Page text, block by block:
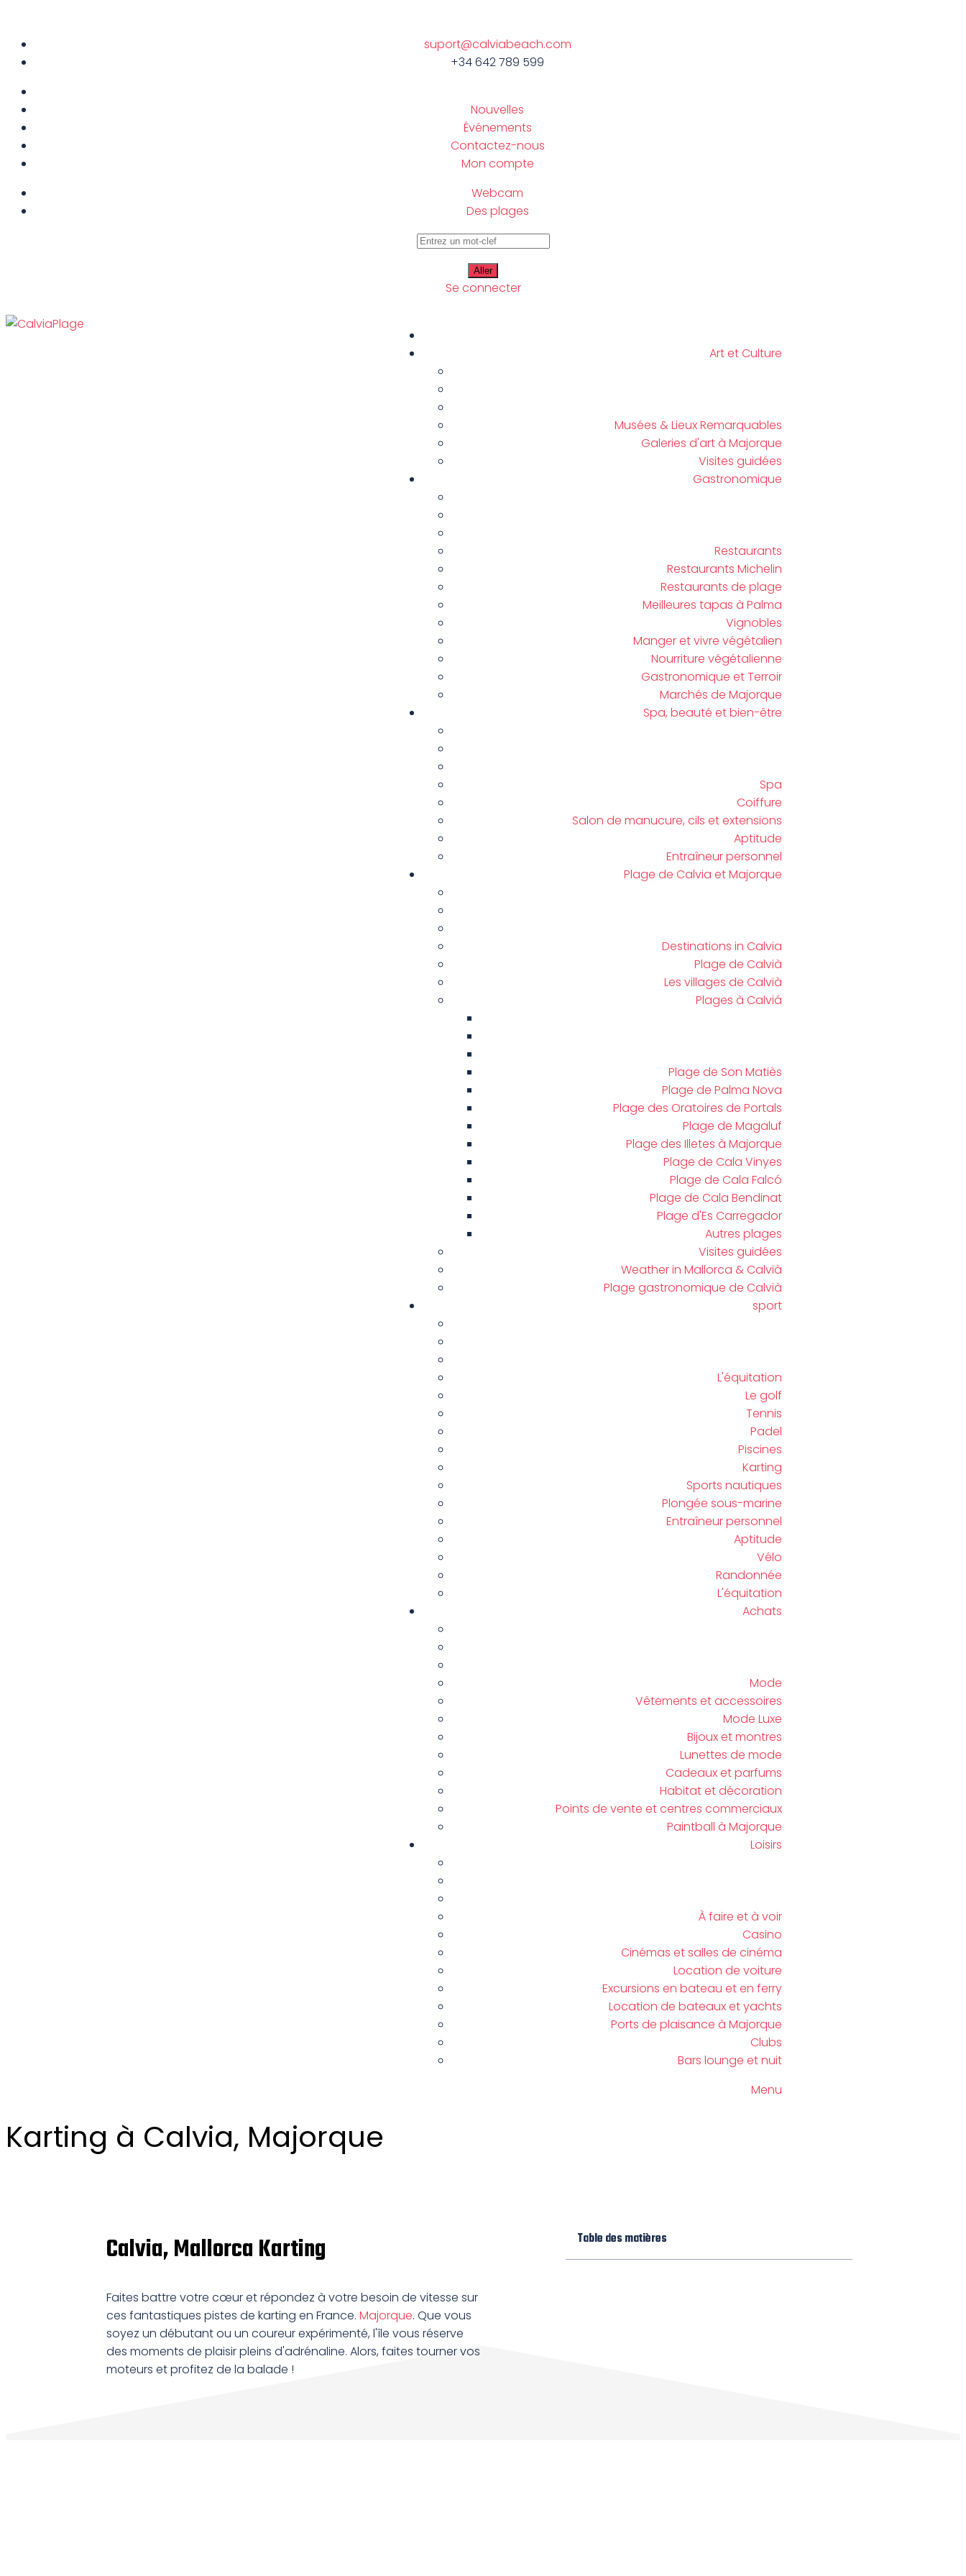
suport@calviabeach.com
+34 642 789 599
Nouvelles
Événements
Contactez-nous
Mon compte
Webcam
Des plages
Se connecter
Art et Culture
Musées & Lieux Remarquables
Galeries d'art à Majorque
Visites guidées
Gastronomique
Restaurants
Restaurants Michelin
Restaurants de plage
Meilleures tapas à Palma
Vignobles
Manger et vivre végétalien
Nourriture végétalienne
Gastronomique et Terroir
Marchés de Majorque
Spa, beauté et bien-être
Spa
Coiffure
Salon de manucure, cils et extensions
Aptitude
Entraîneur personnel
Plage de Calvia et Majorque
Destinations in Calvia
Plage de Calvià
Les villages de Calvià
Plages à Calviá
Plage de Son Matiès
Plage de Palma Nova
Plage des Oratoires de Portals
Plage de Magaluf
Plage des Illetes à Majorque
Plage de Cala Vinyes
Plage de Cala Falcó
Plage de Cala Bendinat
Plage d'Es Carregador
Autres plages
Visites guidées
Weather in Mallorca & Calvià
Plage gastronomique de Calvià
sport
L'équitation
Le golf
Tennis
Padel
Piscines
Karting
Sports nautiques
Plongée sous-marine
Entraîneur personnel
Aptitude
Vélo
Randonnée
L'équitation
Achats
Mode
Vêtements et accessoires
Mode Luxe
Bijoux et montres
Lunettes de mode
Cadeaux et parfums
Habitat et décoration
Points de vente et centres commerciaux
Paintball à Majorque
Loisirs
À faire et à voir
Casino
Cinémas et salles de cinéma
Location de voiture
Excursions en bateau et en ferry
Location de bateaux et yachts
Ports de plaisance à Majorque
Clubs
Bars lounge et nuit
Menu
Karting à Calvia, Majorque
Calvia, Mallorca Karting
Faites battre votre cœur et répondez à votre besoin de vitesse sur
ces fantastiques pistes de karting en France. Majorque. Que vous
soyez un débutant ou un coureur expérimenté, l'île vous réserve
des moments de plaisir pleins d'adrénaline. Alors, faites tourner vos
moteurs et profitez de la balade !
Table des matières